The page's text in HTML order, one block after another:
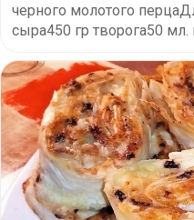
черного молотого
сыра450 гр творога50 мл.